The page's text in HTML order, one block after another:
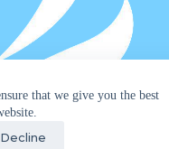
that we give you the best
Decline